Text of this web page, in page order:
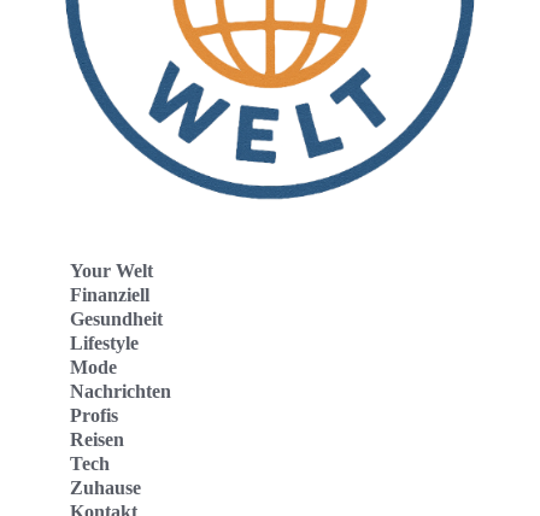
Your Welt
Finanziell
Gesundheit
Lifestyle
Mode
Nachrichten
Profis
Reisen
Tech
Zuhause